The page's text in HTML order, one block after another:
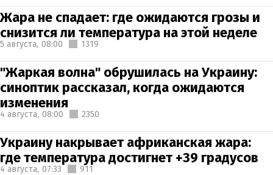
Жара не спадает: где ожидаются грозы и
снизится ли температура на этой неделе
5 августа, 08:00 1319
"Жаркая волна" обрушилась на Украину:
синоптик рассказал, когда ожидаются
изменения
4 августа, 08:00 2350
Украину накрывает африканская жара:
где температура достигнет +39 градусов
4 августа, 07:33 911